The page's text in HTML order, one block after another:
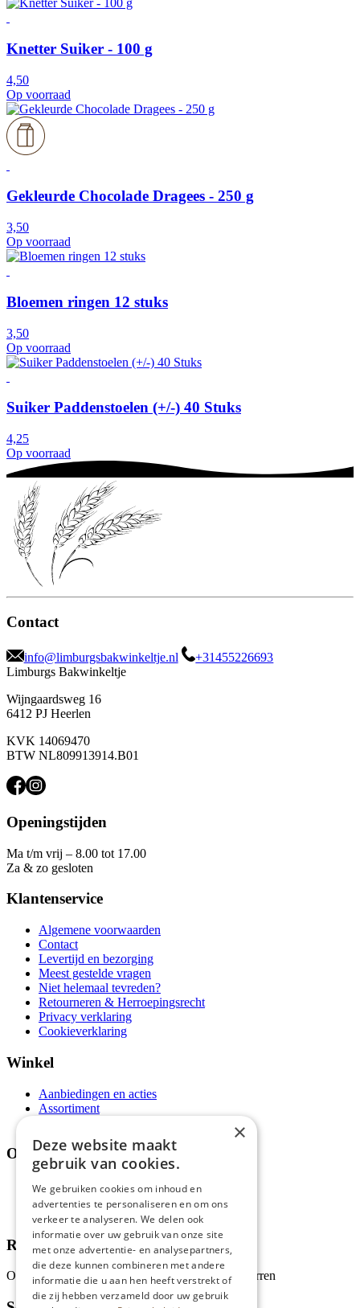
Knetter Suiker - 100 g
4,50
Op voorraad
Gekleurde Chocolade Dragees - 250 g
3,50
Op voorraad
Bloemen ringen 12 stuks
3,50
Op voorraad
Suiker Paddenstoelen (+/-) 40 Stuks
4,25
Op voorraad
Contact
info@limburgsbakwinkeltje.nl
+31455226693
Limburgs Bakwinkeltje
Wijngaardsweg 16
6412 PJ Heerlen
KVK 14069470
BTW NL809913914.B01
Openingstijden
Ma t/m vrij – 8.00 tot 17.00
Za & zo gesloten
Klantenservice
Algemene voorwaarden
Contact
Levertijd en bezorging
Meest gestelde vragen
Niet helemaal tevreden?
Retourneren & Herroepingsrecht
Privacy verklaring
Cookieverklaring
Winkel
Aanbiedingen en acties
Assortiment
Over ons
Wie zijn wij?
Recepten
Tips
Recensies
Onze klanten waarderen ons met 4.9 van de 5 sterren
×
Deze website maakt
gebruik van cookies.
We gebruiken cookies om inhoud en
advertenties te personaliseren en om ons
verkeer te analyseren. We delen ook
informatie over uw gebruik van onze site
met onze advertentie- en analysepartners,
die deze kunnen combineren met andere
informatie die u aan hen heeft verstrekt of
die zij hebben verzameld door uw gebruik